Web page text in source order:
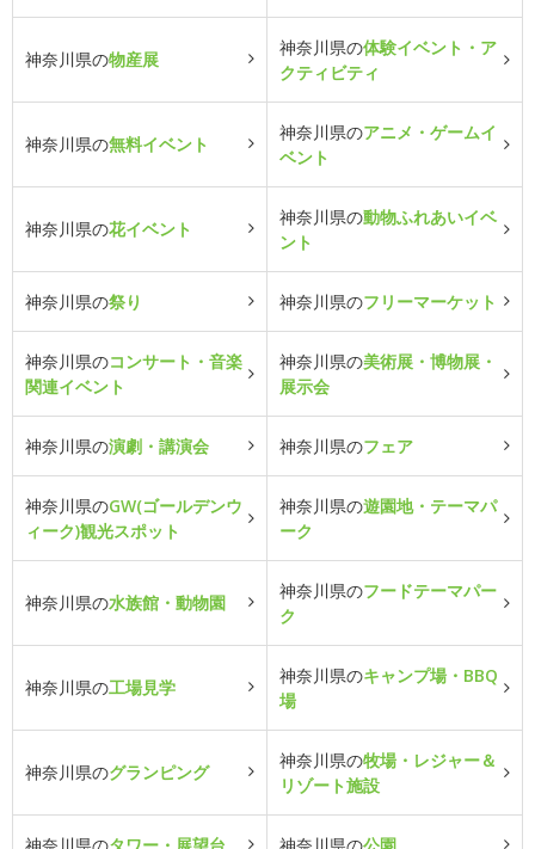
神奈川県の物産展
神奈川県の体験イベント・ア
クティビティ
神奈川県の無料イベント
神奈川県のアニメ・ゲームイ
ベント
神奈川県の花イベント
神奈川県の動物ふれあいイベ
ント
神奈川県の祭り 神奈川県のフリーマーケット
神奈川県のコンサート・音楽
関連イベント
神奈川県の美術展・博物展・
展示会
神奈川県の演劇・講演会 神奈川県のフェア
神奈川県のGW(ゴールデンウ
ィーク)観光スポット
神奈川県の遊園地・テーマパ
ーク
神奈川県の水族館・動物園
神奈川県のフードテーマパー
ク
神奈川県の工場見学
神奈川県のキャンプ場・BBQ
場
神奈川県のグランピング
神奈川県の牧場・レジャー＆
リゾート施設
神奈川県のタワー・展望台 神奈川県の公園